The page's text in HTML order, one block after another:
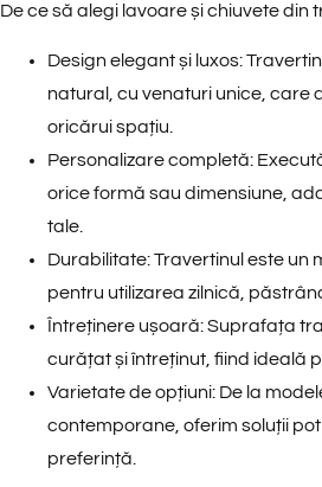
De ce să alegi lavoare și chiuvete din
Design elegant și luxos:
natural, cu venaturi unice, care
oricărui spațiu.
Personalizare completă:
orice formă sau dimensiune,
tale.
Durabilitate: Travertinul este un
pentru utilizarea zilnică,
Întreținere ușoară: Suprafața
curățat și întreținut, fiind ideală
Varietate de opțiuni: De la
contemporane, oferim soluții
preferință.